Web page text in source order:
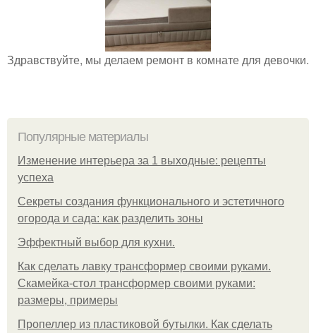
Здравствуйте, мы делаем ремонт в комнате для девочки.
Популярные материалы
Изменение интерьера за 1 выходные: рецепты
успеха
Секреты создания функционального и эстетичного
огорода и сада: как разделить зоны
Эффектный выбор для кухни.
Как сделать лавку трансформер своими руками.
Скамейка-стол трансформер своими руками:
размеры, примеры
Пропеллер из пластиковой бутылки. Как сделать